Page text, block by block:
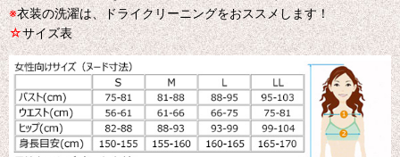
※衣装の洗濯は、ドライクリーニングをおススメします！
☆サイズ表